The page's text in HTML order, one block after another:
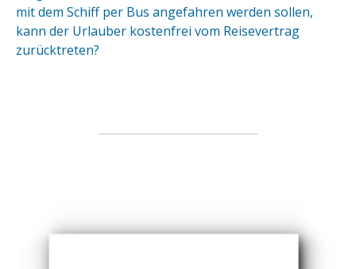
mit dem Schiff per Bus angefahren werden sollen,
kann der Urlauber kostenfrei vom Reisevertrag
zurücktreten?